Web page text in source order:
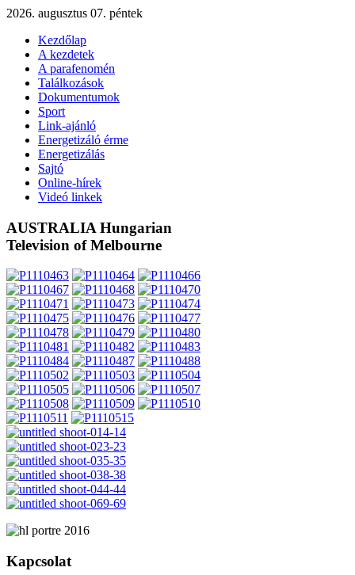
2026. augusztus 07. péntek
Kezdőlap
A kezdetek
A parafenomén
Találkozások
Dokumentumok
Sport
Link-ajánló
Energetizáló érme
Energetizálás
Sajtó
Online-hírek
Videó linkek
AUSTRALIA Hungarian
Television of Melbourne
Kapcsolat